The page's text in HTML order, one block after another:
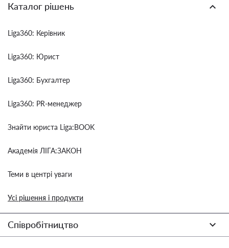
Каталог рішень
Liga360: Керівник
Liga360: Юрист
Liga360: Бухгалтер
Liga360: PR-менеджер
Знайти юриста Liga:BOOK
Академія ЛІГА:ЗАКОН
Теми в центрі уваги
Усі рішення і продукти
Співробітництво